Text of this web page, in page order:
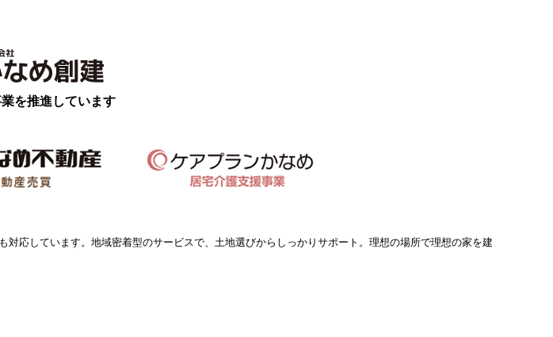
を推進しています
応しています。地域密着型のサービスで、土地選びからしっかりサポート。理想の場所で理想の家を建